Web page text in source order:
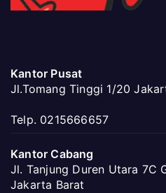
Kantor Pusat
Jl.Tomang Tinggi 1/20
Telp. 0215666657
Kantor Cabang
Jl. Tanjung Duren Utara 7C
Jakarta Barat